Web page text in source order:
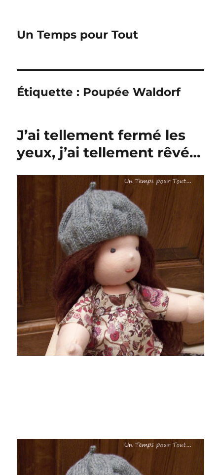
Un Temps pour Tout
Étiquette : Poupée Waldorf
J’ai tellement fermé les
yeux, j’ai tellement rêvé…